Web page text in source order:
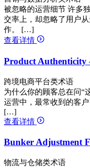
被忽略的运营细节 许多
交率上，却忽略了用户
作。 […]
查看详情
Product Authenticity
跨境电商平台类术语
为什么你的顾客总在问“
运营中，最常收到的客
[…]
查看详情
Bunker Adjustment
物流与仓储类术语